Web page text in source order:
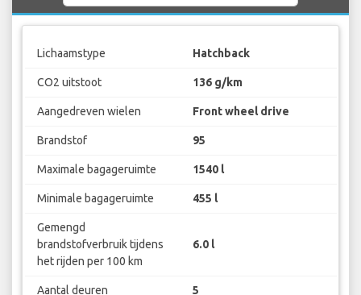
Lichaamstype Hatchback
CO2 uitstoot 136 g/km
Aangedreven wielen Front wheel drive
Brandstof 95
Maximale bagageruimte 1540 l
Minimale bagageruimte 455 l
Gemengd
brandstofverbruik tijdens
het rijden per 100 km
6.0 l
Aantal deuren 5